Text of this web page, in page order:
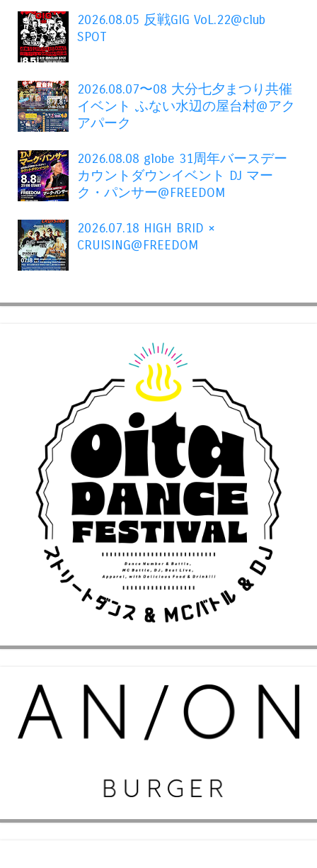
2026.08.05 反戦GIG VoL.22@club
SPOT
2026.08.07〜08 大分七夕まつり共催
イベント ふない水辺の屋台村@アク
アパーク
2026.08.08 globe 31周年バースデー
カウントダウンイベント DJ マー
ク・パンサー@FREEDOM
2026.07.18 HIGH BRID ×
CRUISING@FREEDOM